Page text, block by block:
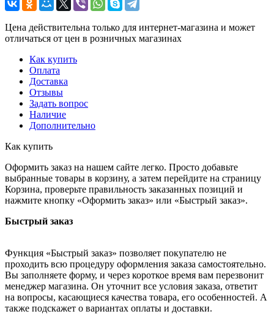
Цена действительна только для интернет-магазина и может
отличаться от цен в розничных магазинах
Как купить
Оплата
Доставка
Отзывы
Задать вопрос
Наличие
Дополнительно
Как купить
Оформить заказ на нашем сайте легко. Просто добавьте
выбранные товары в корзину, а затем перейдите на страницу
Корзина, проверьте правильность заказанных позиций и
нажмите кнопку «Оформить заказ» или «Быстрый заказ».
Быстрый заказ
Функция «Быстрый заказ» позволяет покупателю не
проходить всю процедуру оформления заказа самостоятельно.
Вы заполняете форму, и через короткое время вам перезвонит
менеджер магазина. Он уточнит все условия заказа, ответит
на вопросы, касающиеся качества товара, его особенностей. А
также подскажет о вариантах оплаты и доставки.